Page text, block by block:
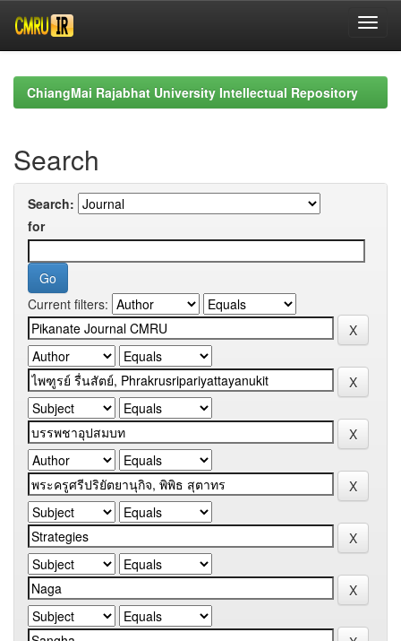
navigationChiangMai Rajabhat University Intellectual Repository
Search
Search:
for
Current filters: